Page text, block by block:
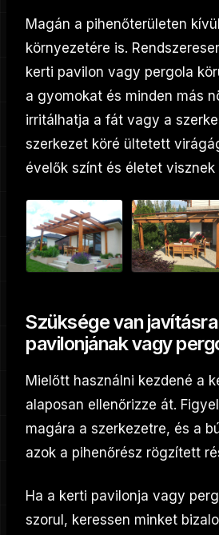
Magán a pihenőterületen
környezetére is.
kerti pavilon vagy pergola
a gyomokat és minden más
irritálhatja a fát vagy a
szerkezet köré ültetett
évelők színt és életet visznek
Szüksége van
pavilonjának vagy
Mielőtt használni kezdené a
alaposan ellenőrizze át.
magára a szerkezetre, és a
azok a pihenőrész rögzített
Ha a kerti pavilonja vagy
szorul, keressen minket